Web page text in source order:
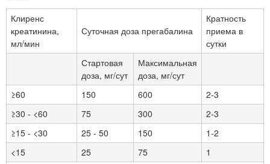
Клиренс
креатинина,
мл/мин
Суточная доза прегабалина
Кратность
приема в
сутки
Стартовая
доза, мг/сут
Максимальная
доза, мг/сут
≥60
150 600
2-3
≥30 - <60
75 300
2-3
≥15 - <30
25 - 50 150
1-2
<15
25 75
1